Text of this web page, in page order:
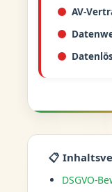
AV-
📋
DSGVO-